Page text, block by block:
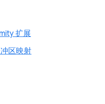
扩展
区映射